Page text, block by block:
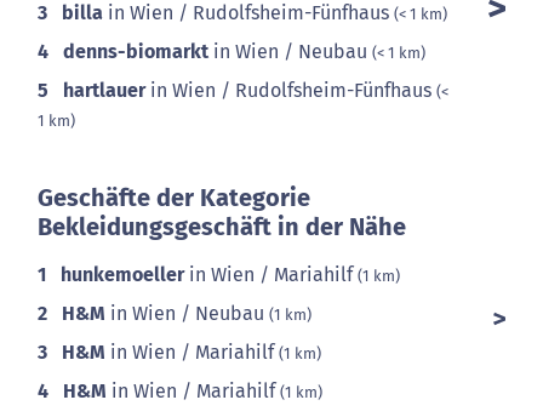
3 billa in Wien / Rudolfsheim-Fünfhaus (< 1 km)
4 denns-biomarkt in Wien / Neubau (< 1 km)
5 hartlauerin Wien / Rudolfsheim-Fünfhaus (<
1 km)
Geschäfte der Kategorie
Bekleidungsgeschäft in der Nähe
1 hunkemoellerin Wien / Mariahilf(1 km)
2 H&M in Wien / Neubau (1 km)
3 H&M in Wien / Mariahilf(1 km)
4 H&M in Wien / Mariahilf(1 km)